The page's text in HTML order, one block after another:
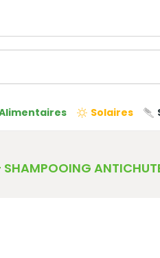
Solaires
SHAMPOOING